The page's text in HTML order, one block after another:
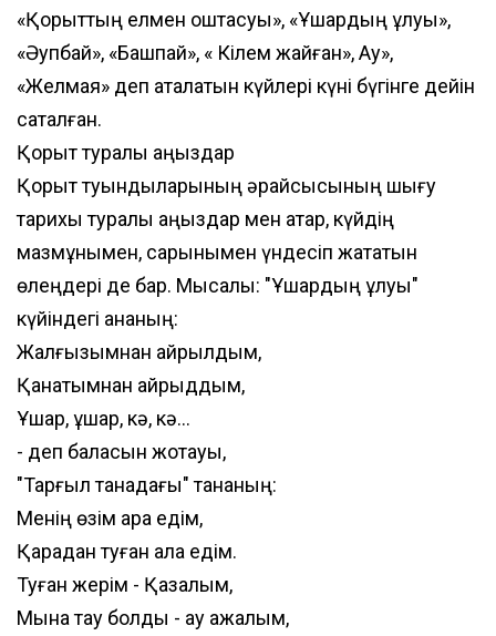
«Қорқыттың елмен қоштасуы», «Ұшардың ұлуы»,
«Әупбай», «Башпай», « Кілем жайған», Аққу»,
«Желмая» деп аталатын күйлері күні бүгінге дейін
сақталған.
Қорқыт туралы аңыздар
Қорқыт туындыларының әрқайсысының шығу
тарихы туралы аңыздар мен қатар, күйдің
мазмұнымен, сарынымен үндесіп жататын
өлеңдері де бар. Мысалы: "Ұшардың ұлуы"
күйіндегі ананың:
Жалғызымнан айрылдым,
Қанатымнан қайрыддым,
Ұшар, ұшар, кә, кә...
- деп баласын жоқтауы,
"Тарғыл танадағы" тананың:
Менің өзім қара едім,
Қарадан туған ала едім.
Туған жерім - Қазалым,
Мына тау болды - ау ажалым,